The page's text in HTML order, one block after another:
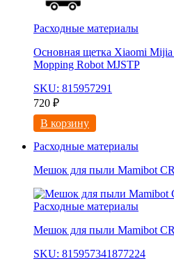
Расходные материалы
Основная щетка Xiaomi Mijia
Mopping Robot MJSTP
SKU: 815957291
720 ₽
В корзину
Расходные материалы
Мешок для пыли Mamibot
Расходные материалы
Мешок для пыли Mamibot
SKU: 815957341877224